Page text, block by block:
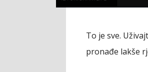
To je sve.
pronađe lakše